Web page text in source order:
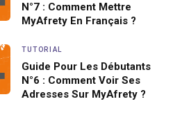
N°7 : Comment Mettre
MyAfrety En Français ?
TUTORIAL
Guide Pour Les Débutants
N°6 : Comment Voir Ses
Adresses Sur MyAfrety ?